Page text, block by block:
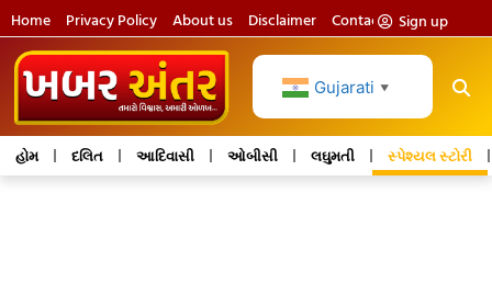
Home Privacy Policy About us Disclaimer Contact usSign up
Gujarati ▼
હોમ દલિત આદિવાસી ઓબીસી લઘુમતી સ્પેશ્યલ સ્ટોરી